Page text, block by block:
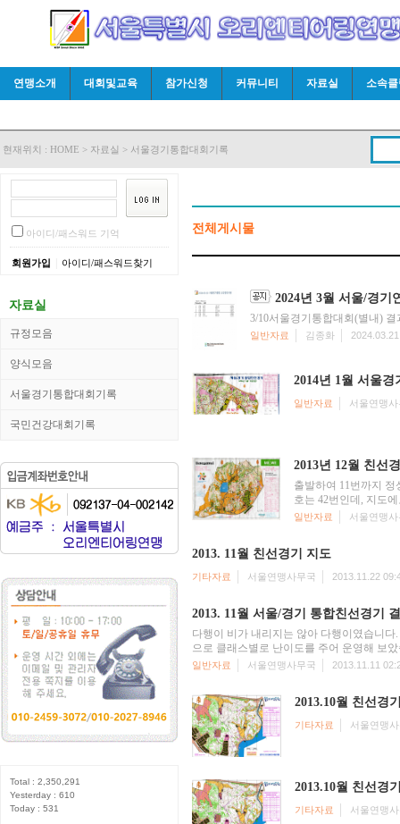
연맹소개 대회및교육 참가신청 커뮤니티 자료실 소속
현재위치 : HOME > 자료실 > 서울경기통합대회기록
아이디/패스워드 기억
회원가입 아이디/패스워드찾기
자료실
규정모음
양식모음
서울경기통합대회기록
국민건강대회기록
Total : 2,350,291
Yesterday : 610
Today : 531
전체게시물
2024년 3월 서울/경기
3/10서울경기통합대회(별내)
일반자료 김종화
2014년 1월 서울
일반자료 서울연맹
2013년 12월 친선
출발하여 11번까지
호는 42번인데, 지도
일반자료 서울연맹
2013. 11월 친선경기 지도
기타자료 서울연맹사무국 2013.11.22
2013. 11월 서울/경기 통합친선경기
다행이 비가 내리지는 않아 다행이였습니
으로 클래스별로 난이도를 주어 운영해 보
일반자료 서울연맹사무국 2013.11.11
2013.10월 친선경
기타자료 서울연맹
2013.10월 친선경
기타자료 서울연맹